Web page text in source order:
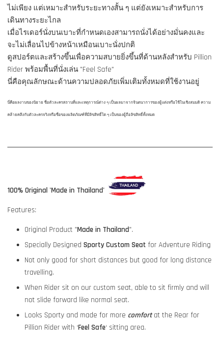
ไม่เพียง แต่เหมาะสำหรับระยะทางสั้น ๆ แต่ยังเหมาะสำหรับการ
เดินทางระยะไกล
เมื่อไรเดอร์นั่งบนเบาะที่กำหนดเองสามารถนั่งได้อย่างมั่นคงและ
จะไม่เลื่อนไปข้างหน้าเหมือนเบาะนั่งปกติ
ดูสปอร์ตและสร้างขึ้นเพื่อความสบายยิ่งขึ้นที่ด้านหลังสำหรับ Pillion
Rider พร้อมพื้นที่นั่งเล่น "Feel Safe"
นี่คือคุณลักษณะด้านความปลอดภัยเพิ่มเติมทั้งหมดที่ใช้งานอยู่
นี่คือผลงานของนิยาย ชื่อตัวละครสถานที่และเหตุการณ์ต่าง ๆ เป็นผลมาจากจินตนาการของผู้แต่งหรือใช้ในเชิงสมมติ ความ
คล้ายคลึงกับตัวละครจริงหรือชื่อของผลิตภัณฑ์ที่มีลิขสิทธิ์ใด ๆ เป็นของผู้ถือลิขสิทธิ์ทั้งหมด
100% Original 'Made in Thailand'
Features:
Original Product "Made in Thailand".
Specially Designed Sporty Custom Seat for Adventure Riding
Not only good for short distances but good for long distance
travelling.
When Rider sit on our custom seat, able to sit firmly and will
not slide forward like normal seat.
Looks Sporty and made for more comfort at the Rear for
Pillion Rider with ‘Feel Safe‘ sitting area.